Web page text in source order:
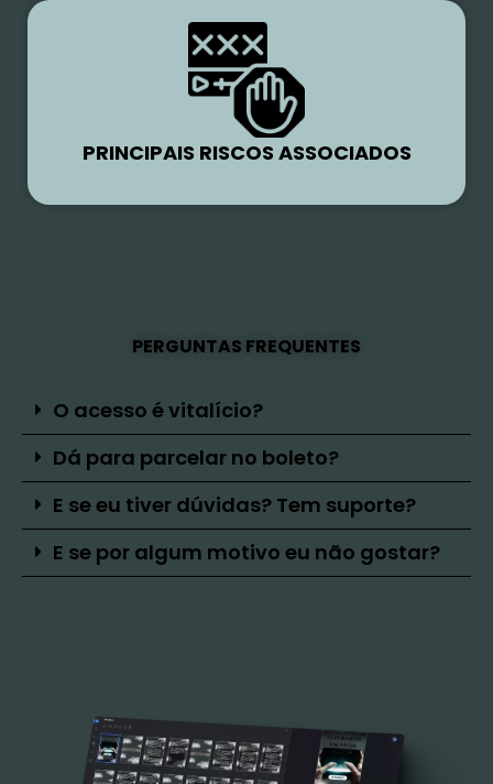
PRINCIPAIS RISCOS ASSOCIADOS
PERGUNTAS FREQUENTES
O acesso é vitalício?
Dá para parcelar no boleto?
E se eu tiver dúvidas? Tem suporte?
E se por algum motivo eu não gostar?